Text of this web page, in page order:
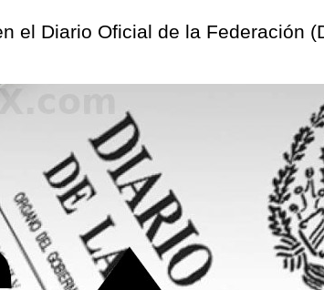
el Diario Oficial de la Federación